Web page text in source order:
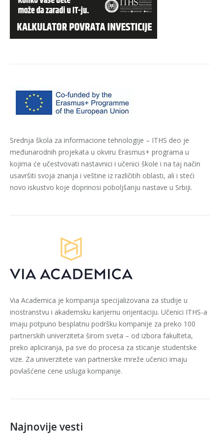
Srednja škola za informacione tehnologije – ITHS deo je
međunarodnih projekata u okviru Erasmus+ programa u
kojima će učestvovati nastavnici i učenici škole i na taj način
usavršiti svoja znanja i veštine iz različitih oblasti, ali i steći
novo iskustvo koje doprinosi poboljšanju nastave u Srbiji.
Via Academica je kompanija specijalizovana za studije u
inostranstvu i akademsku karijernu orijentaciju. Učenici ITHS-a
imaju potpuno besplatnu podršku kompanije za preko 100
partnerskih univerziteta širom sveta – od izbora fakulteta,
preko apliciranja, pa sve do procesa za sticanje studentske
vize. Za univerzitete van partnerske mreže učenici imaju
povlašćene cene usluga kompanije.
Najnovije vesti